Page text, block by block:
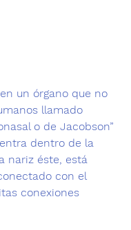
un órgano que no
llamado
o de Jacobson”
dentro de la
nariz éste, está
con el
conexiones